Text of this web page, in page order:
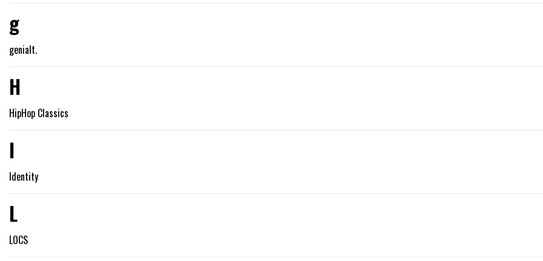
g
genialt.
H
HipHop Classics
I
Identity
L
LOCS